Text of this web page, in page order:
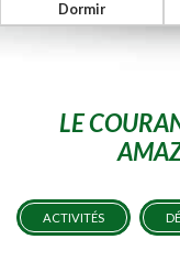
Dormir
LE
ACTIVITÉS